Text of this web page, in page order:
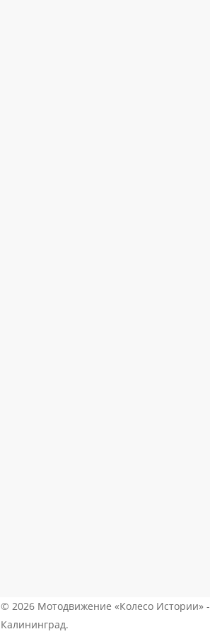
© 2026 Мотодвижение «Колесо Истории» -
Калининград.